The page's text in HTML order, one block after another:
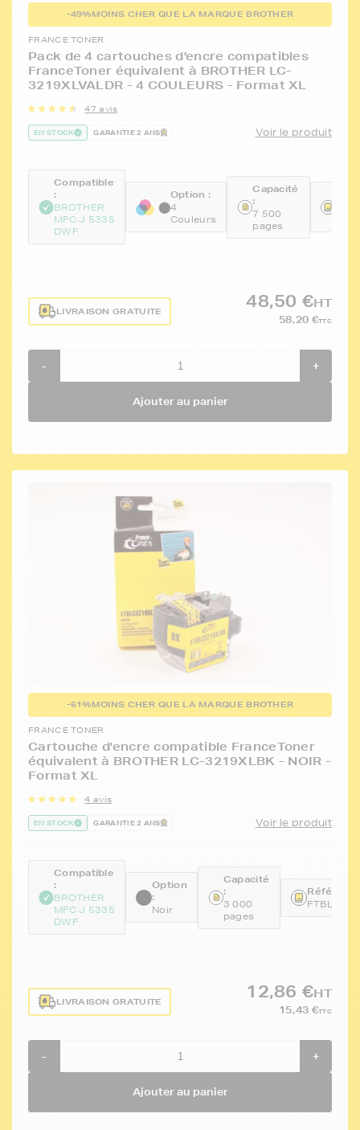
-49%MOINS CHER QUE LA MARQUE BROTHER
FRANCE TONER
Pack de 4 cartouches d'encre compatibles
FranceToner équivalent à BROTHER LC-
3219XLVALDR - 4 COULEURS - Format XL
47 avis
EN STOCK GARANTIE 2 ANS Voir le produit
Compatible
:
BROTHER
MFC J 5335
DWF
Option :
4
Couleurs
Capacité
:
7 500
pages
LIVRAISON GRATUITE
48,50 €HT
58,20 €TTC
- +
Ajouter au panier
-61%MOINS CHER QUE LA MARQUE BROTHER
FRANCE TONER
Cartouche d'encre compatible FranceToner
équivalent à BROTHER LC-3219XLBK - NOIR -
Format XL
4 avis
EN STOCK GARANTIE 2 ANS Voir le produit
Compatible
:
BROTHER
MFC J 5335
DWF
Option
:
Noir
Capacité
:
3 000
pages
LIVRAISON GRATUITE
12,86 €HT
15,43 €TTC
- +
Ajouter au panier